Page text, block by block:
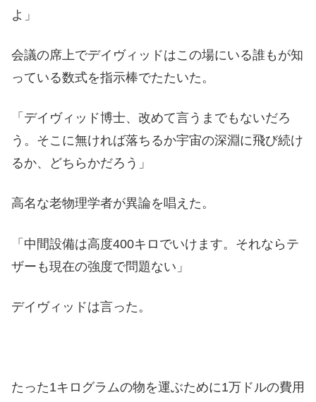
よ」
会議の席上でデイヴィッドはこの場にいる誰もが知
っている数式を指示棒でたたいた。
「デイヴィッド博士、改めて言うまでもないだろ
う。そこに無ければ落ちるか宇宙の深淵に飛び続け
るか、どちらかだろう」
高名な老物理学者が異論を唱えた。
「中間設備は高度400キロでいけます。それならテ
ザーも現在の強度で問題ない」
デイヴィッドは言った。
たった1キログラムの物を運ぶために1万ドルの費用